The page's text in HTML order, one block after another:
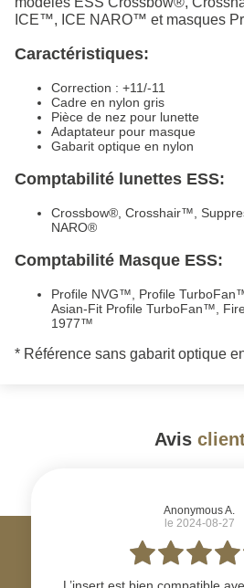
ICE™, ICE NARO™ et masques
Caractéristiques:
Correction : +11/-11
Cadre en nylon gris
Pièce de nez pour lunette
Adaptateur pour masque
Gabarit optique en nylon
Comptabilité lunettes ESS:
Crossbow®, Crosshair™,
NARO®
Comptabilité Masque ESS:
Profile NVG™, Profile
Asian-Fit Profile TurboFan™,
1977™
* Référence sans gabarit optique
Avis
Anonymous A.
le 2024-08-27